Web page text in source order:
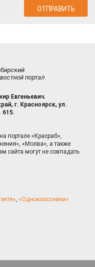
портал
Евгеньевич.
г. Красноярск, ул.
615.
портале «Красраб»,
«Молва», а также
сайта могут не совпадать
, «Одноклассники»